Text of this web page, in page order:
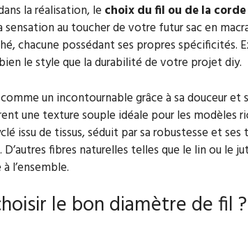
la réalisation, le choix du fil ou de la corde
au toucher de votre futur sac en
chacune possédant ses propres spécificités.
le style que la durabilité de votre projet diy.
un incontournable grâce à sa douceur et
une texture souple idéale pour les modèles
issu de tissus, séduit par sa robustesse et
D’autres fibres naturelles telles que le lin ou le
l’ensemble.
le bon diamètre de fil ?